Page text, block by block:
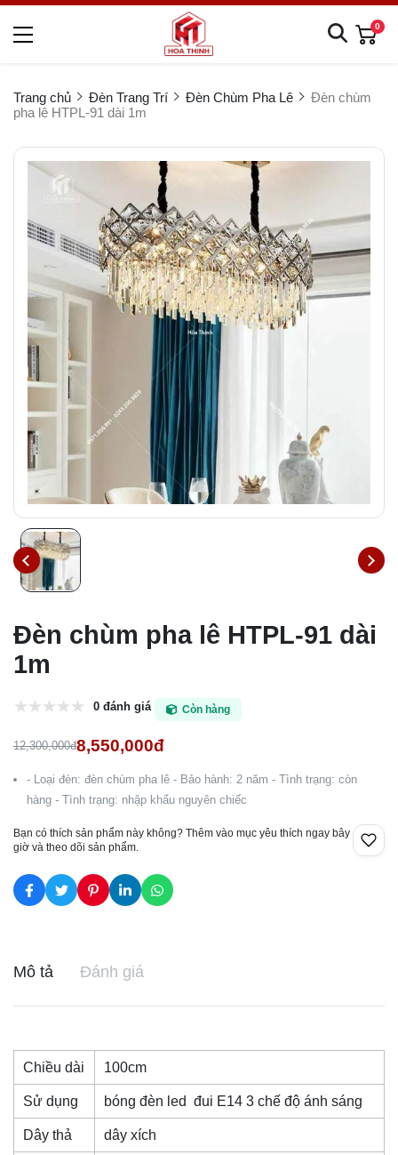
0
Trang chủ Đèn Trang Trí Đèn Chùm Pha Lê
Đèn chùm
pha lê HTPL-91 dài 1m
Đèn chùm pha lê HTPL-91 dài
1m
0 đánh giá Còn hàng
12,300,000đ8,550,000đ
- Loại đèn: đèn chùm pha lê - Bảo hành: 2 năm - Tình trạng: còn
hàng - Tình trạng: nhập khẩu nguyên chiếc
Bạn có thích sản phẩm này không? Thêm vào mục yêu thích ngay bây
giờ và theo dõi sản phẩm.
Mô tả Đánh giá
Chiều dài 100cm
Sử dụng bóng đèn led đui E14 3 chế độ ánh sáng
Dây thả dây xích